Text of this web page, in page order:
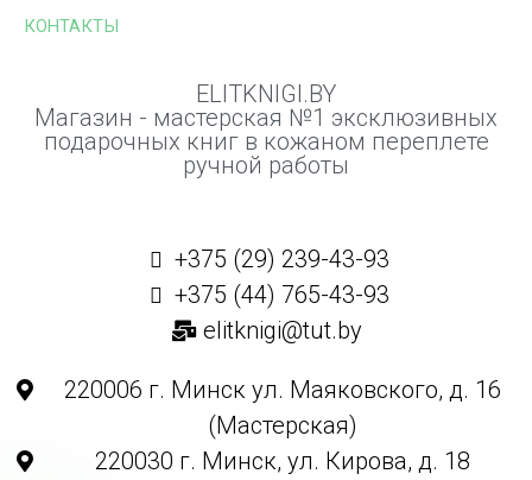
КОНТАКТЫ
ELITKNIGI.BY
Магазин - мастерская №1 эксклюзивных
подарочных книг в кожаном переплете
ручной работы
+375 (29) 239-43-93
+375 (44) 765-43-93
elitknigi@tut.by
220006 г. Минск ул. Маяковского, д. 16
(Мастерская)
220030 г. Минск, ул. Кирова, д. 18